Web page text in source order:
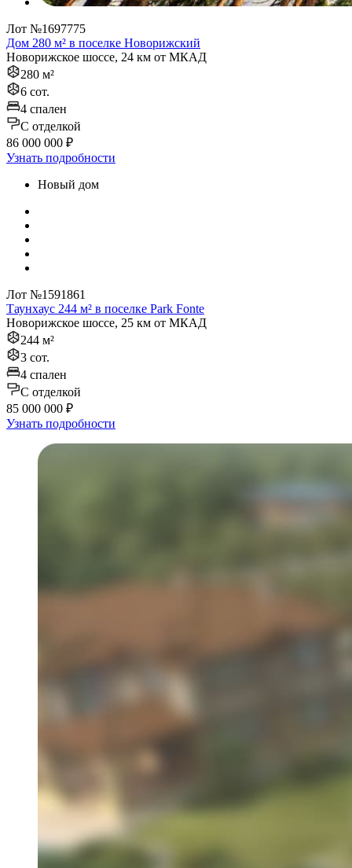
Лот №1697775
Дом 280 м² в поселке Новорижский
Новорижское шоссе, 24 км от МКАД
280 м²
6 сот.
4 спален
C отделкой
86 000 000 ₽
Узнать подробности
Новый дом
Лот №1591861
Таунхаус 244 м² в поселке Park Fonte
Новорижское шоссе, 25 км от МКАД
244 м²
3 сот.
4 спален
C отделкой
85 000 000 ₽
Узнать подробности